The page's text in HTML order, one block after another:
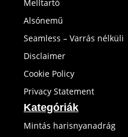
Melltartó
Alsónemű
Seamless – Varrás nélküli
Disclaimer
Cookie Policy
Privacy Statement
Kategóriák
Mintás harisnyanadrág